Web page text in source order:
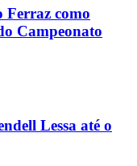
Ferraz como
Campeonato
Lessa até o